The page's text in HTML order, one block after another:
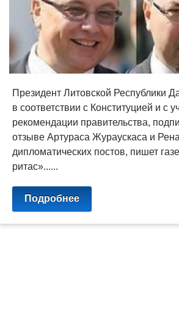
Президент Литовской Республики
в соответствии с Конституцией и с
рекомендации правительства,
отзыве Артураса Жураускаса и
дипломатических постов, пишет
ритас»......
Подробнее